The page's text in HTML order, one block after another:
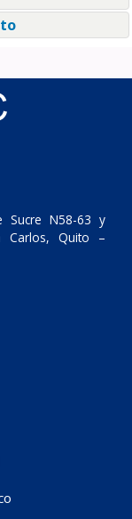
Sucre N58-63 y
Carlos, Quito –